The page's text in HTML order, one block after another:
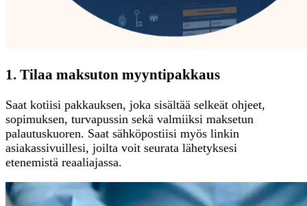
1. Tilaa maksuton myyntipakkaus
Saat kotiisi pakkauksen, joka sisältää selkeät ohjeet,
sopimuksen, turvapussin sekä valmiiksi maksetun
palautuskuoren. Saat sähköpostiisi myös linkin
asiakassivuillesi, joilta voit seurata lähetyksesi
etenemistä reaaliajassa.